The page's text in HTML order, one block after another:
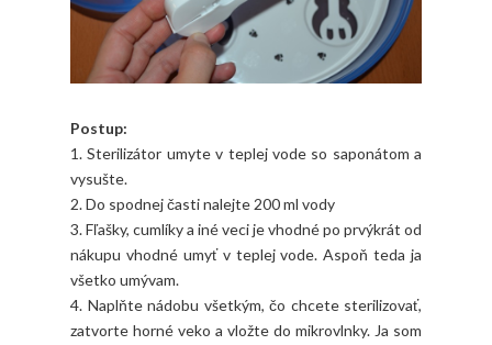
Postup:
1. Sterilizátor umyte v teplej vode so saponátom a
vysušte.
2. Do spodnej časti nalejte 200 ml vody
3. Fľašky, cumlíky a iné veci je vhodné po prvýkrát od
nákupu vhodné umyť v teplej vode. Aspoň teda ja
všetko umývam.
4. Naplňte nádobu všetkým, čo chcete sterilizovať,
zatvorte horné veko a vložte do mikrovlnky. Ja som